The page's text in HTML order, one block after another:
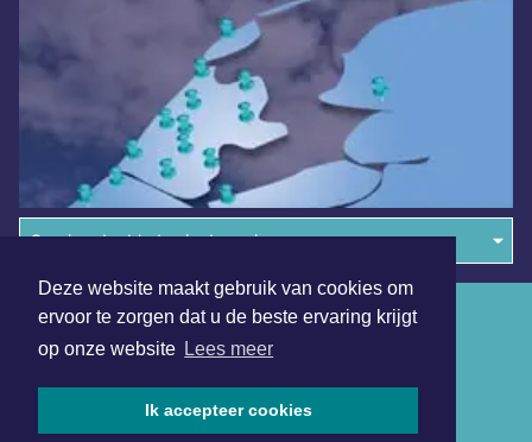
Deze website maakt gebruik van cookies om
ervoor te zorgen dat u de beste ervaring krijgt
op onze website Lees meer
Ik accepteer cookies
Overige dagbladen in de regio
Algemene voorwaarden
Disclaimer